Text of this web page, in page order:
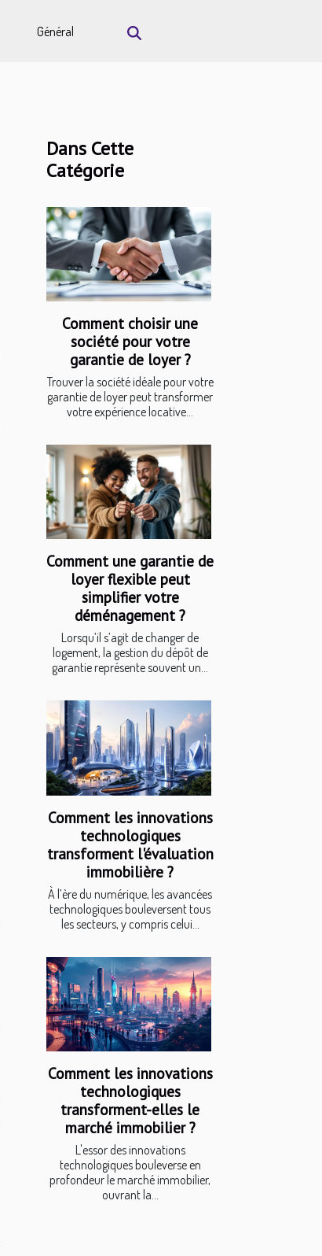
Général
Dans Cette
Catégorie
Comment choisir une
société pour votre
garantie de loyer ?
Trouver la société idéale pour votre
garantie de loyer peut transformer
votre expérience locative...
Comment une garantie de
loyer flexible peut
simplifier votre
déménagement ?
Lorsqu’il s’agit de changer de
logement, la gestion du dépôt de
garantie représente souvent un...
Comment les innovations
technologiques
transforment l'évaluation
immobilière ?
À l’ère du numérique, les avancées
technologiques bouleversent tous
les secteurs, y compris celui...
Comment les innovations
technologiques
transforment-elles le
marché immobilier ?
L'essor des innovations
technologiques bouleverse en
profondeur le marché immobilier,
ouvrant la...